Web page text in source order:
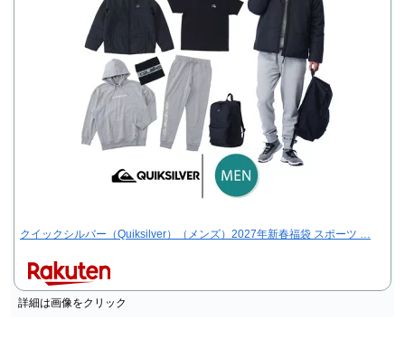
クイックシルバー（Quiksilver）（メンズ）2027年新春福袋 スポーツ …
詳細は画像をクリック